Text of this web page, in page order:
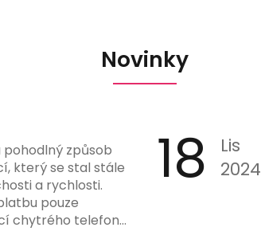
Novinky
způsob
který se stal stále
a rychlosti.
pouze
chytrého telefonu
18
Lis
2024